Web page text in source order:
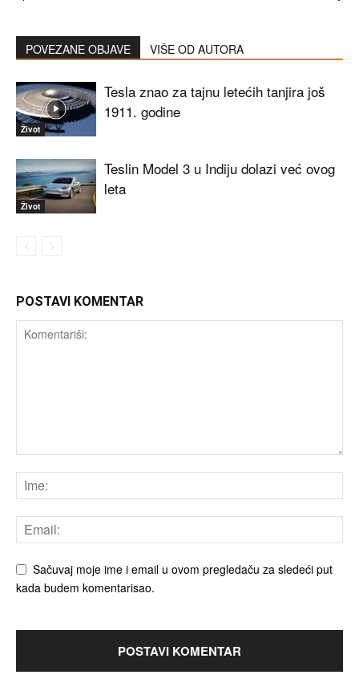
POVEZANE OBJAVE VIŠE OD AUTORA
Život
Tesla znao za tajnu letećih tanjira još
1911. godine
Život
Teslin Model 3 u Indiju dolazi već ovog
leta
POSTAVI KOMENTAR
Sačuvaj moje ime i email u ovom pregledaču za sledeći put
kada budem komentarisao.